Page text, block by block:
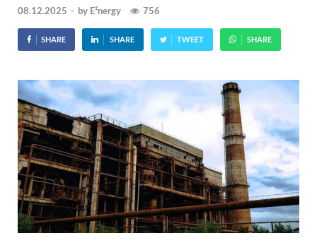
08.12.2025 - by E²nergy 756
SHARE SHARE TWEET SHARE